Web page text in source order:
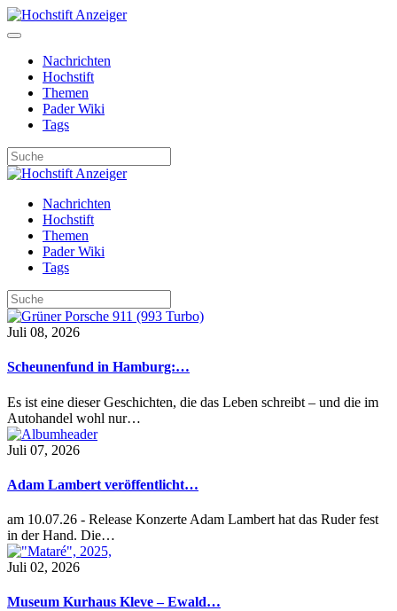
Nachrichten
Hochstift
Themen
Pader Wiki
Tags
Nachrichten
Hochstift
Themen
Pader Wiki
Tags
Juli 08, 2026
Scheunenfund in Hamburg:…
Es ist eine dieser Geschichten, die das Leben schreibt – und die im
Autohandel wohl nur…
Juli 07, 2026
Adam Lambert veröffentlicht…
am 10.07.26 - Release Konzerte Adam Lambert hat das Ruder fest
in der Hand. Die…
Juli 02, 2026
Museum Kurhaus Kleve – Ewald…